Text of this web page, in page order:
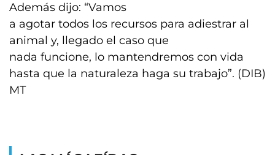
Además dijo: “Vamos
a agotar todos los recursos para adiestrar al
animal y, llegado el caso que
nada funcione, lo mantendremos con vida
hasta que la naturaleza haga su trabajo”. (DIB)
MT